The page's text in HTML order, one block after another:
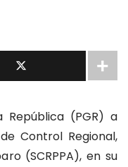
República (PGR) a
Control Regional,
(SCRPPA), en su